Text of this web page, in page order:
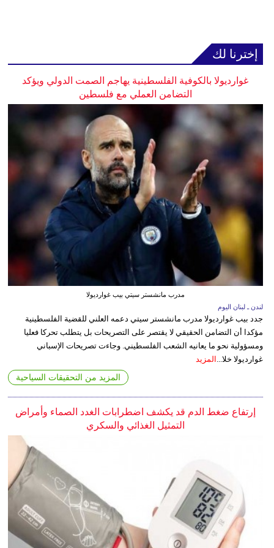
إخترنا لك
غوارديولا بالكوفية الفلسطينية يهاجم الصمت الدولي ويؤكد
التضامن العملي مع فلسطين
مدرب مانشستر سيتي بيب غوارديولا
لندن ـ لبنان اليوم
جدد بيب غوارديولا مدرب مانشستر سيتي دعمه العلني للقضية الفلسطينية
مؤكدا أن التضامن الحقيقي لا يقتصر على التصريحات بل يتطلب تحركا فعليا
ومسؤولية نحو ما يعانيه الشعب الفلسطيني. وجاءت تصريحات الإسباني
غوارديولا خلا... المزيد
المزيد من التحقيقات السياحية
إرتفاع ضغط الدم قد يكشف اضطرابات الغدد الصماء وأمراض
التمثيل الغذائي والسكري